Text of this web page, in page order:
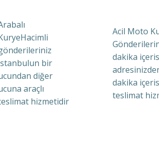
bir
diğer
araçlı
hizmetidir
Acil Moto
dakika
dakika
teslimat